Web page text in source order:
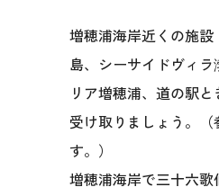
増穂浦海岸近くの施
島、シーサイドヴィ
リア増穂浦、道の駅
受け取りましょう。
す。）
増穂浦海岸で三十六歌